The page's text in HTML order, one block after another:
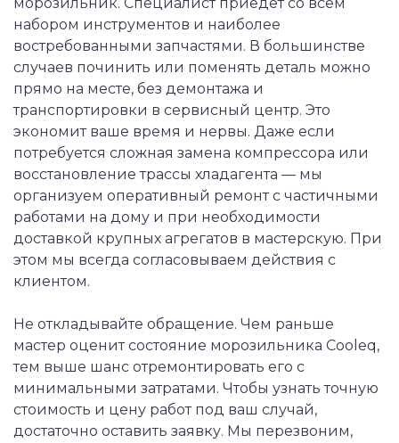
набором инструментов и наиболее
востребованными запчастями. В большинстве
случаев починить или поменять деталь можно
прямо на месте, без демонтажа и
транспортировки в сервисный центр. Это
экономит ваше время и нервы. Даже если
потребуется сложная замена компрессора или
восстановление трассы хладагента — мы
организуем оперативный ремонт с частичными
работами на дому и при необходимости
доставкой крупных агрегатов в мастерскую. При
этом мы всегда согласовываем действия с
клиентом.
Не откладывайте обращение. Чем раньше
мастер оценит состояние морозильника Cooleq,
тем выше шанс отремонтировать его с
минимальными затратами. Чтобы узнать точную
стоимость и цену работ под ваш случай,
достаточно оставить заявку. Мы перезвоним,